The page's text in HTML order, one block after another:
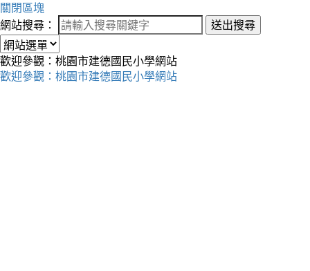
關閉區塊
網站搜尋：
送出搜尋
歡迎參觀：桃園市建德國民小學網站
歡迎參觀：桃園市建德國民小學網站